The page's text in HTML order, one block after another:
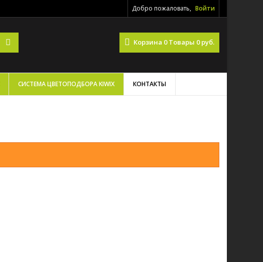
Добро пожаловать, Войти
Корзина 0 Товары 0 руб.
СИСТЕМА ЦВЕТОПОДБОРА KIWIX КОНТАКТЫ